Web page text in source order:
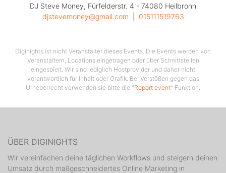
DJ Steve Money, Fürfelderstr. 4 - 74080 Heilbronn
djstevemoney@gmail.com
015111519763
Diginights ist nicht Veranstalter dieses Events. Die Events werden von
Veranstaltern, Locations eingetragen oder über Schnittstellen
eingespielt. Wir sind lediglich Hostprovider und daher nicht
verantwortlich für Inhalt oder Grafik. Bei Verstößen gegen das
Urheberrecht verwenden sie bitte die "Report event" Funktion.
ÜBER DIGINIGHTS
Wir vereinfachen deine täglichen Workflows und steigern deinen
Umsatz durch maßgeschneidertes Online Marketing in